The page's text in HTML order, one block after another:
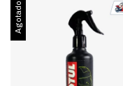
Agotado